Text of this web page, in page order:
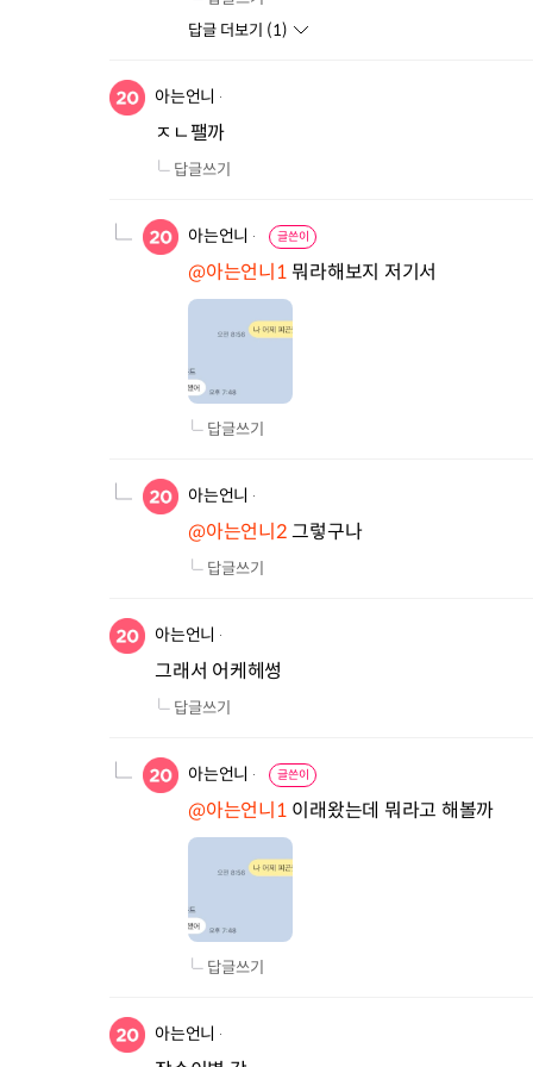
답글 더보기 (1)
아는언니
ㅈㄴ팰까
답글쓰기
아는언니 글쓴이
@아는언니1 뭐라해보지 저기서
답글쓰기
아는언니
@아는언니2 그렇구나
답글쓰기
아는언니
그래서 어케헤썽
답글쓰기
아는언니 글쓴이
@아는언니1 이래왔는데 뭐라고 해볼까
답글쓰기
아는언니